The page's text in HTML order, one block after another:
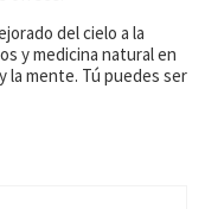
del cielo a la
y medicina natural en
la mente. Tú puedes ser